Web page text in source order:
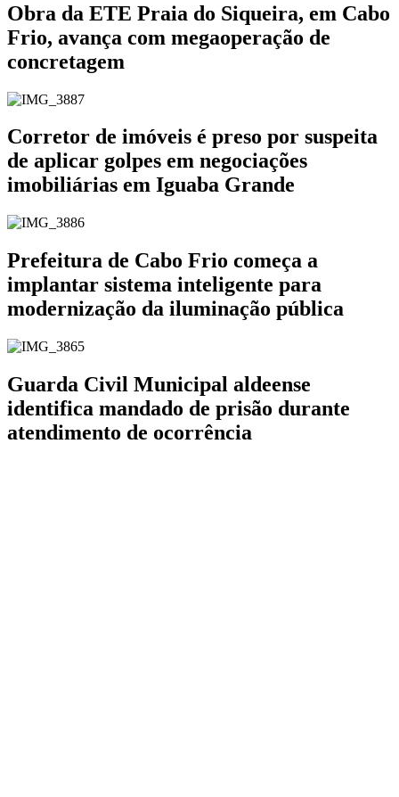
Obra da ETE Praia do Siqueira, em Cabo
Frio, avança com megaoperação de
concretagem
Corretor de imóveis é preso por suspeita
de aplicar golpes em negociações
imobiliárias em Iguaba Grande
Prefeitura de Cabo Frio começa a
implantar sistema inteligente para
modernização da iluminação pública
Guarda Civil Municipal aldeense
identifica mandado de prisão durante
atendimento de ocorrência